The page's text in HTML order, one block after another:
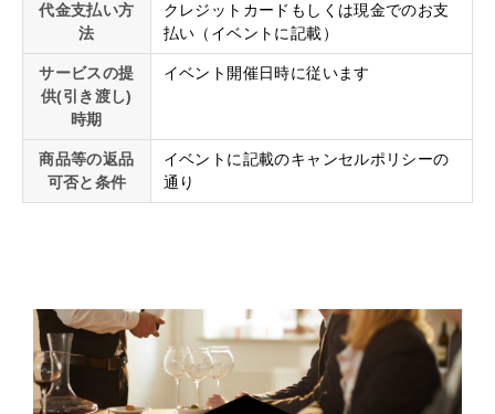
代金支払い方
法
クレジットカードもしくは現金でのお支
払い（イベントに記載）
サービスの提
供(引き渡し)
時期
イベント開催日時に従います
商品等の返品
可否と条件
イベントに記載のキャンセルポリシーの
通り